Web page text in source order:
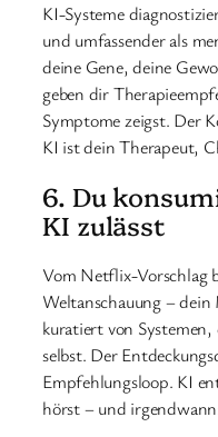
KI-Systeme
und umfassender als
deine Gene, deine
geben dir
Symptome zeigst. Der
KI ist dein Therapeut,
6. Du
KI zulässt
Vom Netflix-Vorschlag
Weltanschauung –
kuratiert von Systemen,
selbst. Der
Empfehlungsloop. KI
hörst – und